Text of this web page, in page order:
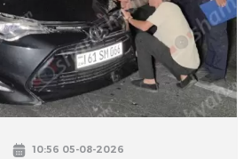
10:56 05-08-2026